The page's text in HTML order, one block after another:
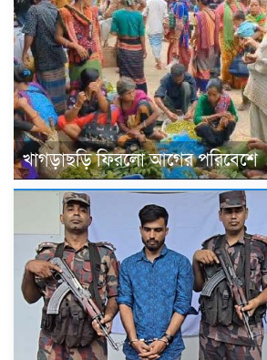
খাগড়াছড়ি ফিরলো আগের পরিবেশে